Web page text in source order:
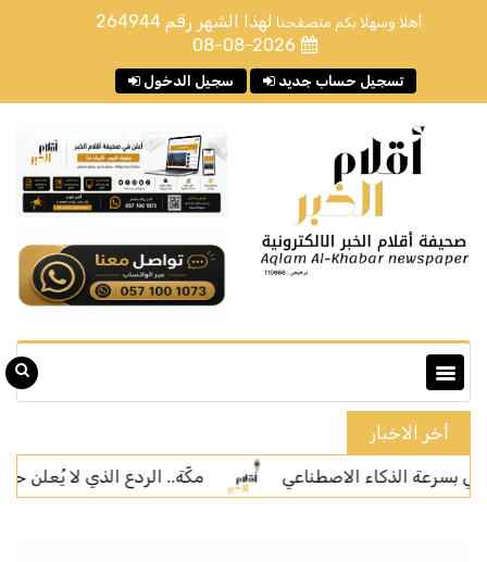
أهلا وسهلا بكم متصفحنا لهذا الشهر رقم 264944
08-08-2026
سجيل الدخول تسجيل حساب جديد
أخر الاخبار
الاصطناعي مكّة.. الردع الذي لا يُعلن حربًا